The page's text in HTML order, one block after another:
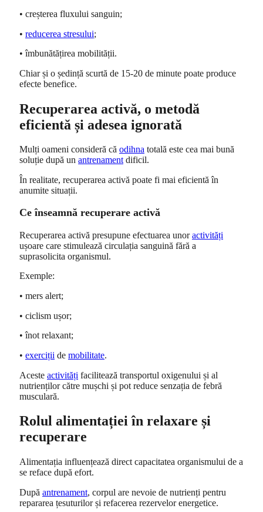
• creșterea fluxului sanguin;
• reducerea stresului;
• îmbunătățirea mobilității.
Chiar și o ședință scurtă de 15-20 de minute poate produce
efecte benefice.
Recuperarea activă, o metodă
eficientă și adesea ignorată
Mulți oameni consideră că odihna totală este cea mai bună
soluție după un antrenament dificil.
În realitate, recuperarea activă poate fi mai eficientă în
anumite situații.
Ce înseamnă recuperare activă
Recuperarea activă presupune efectuarea unoractivități
ușoare care stimulează circulația sanguină fără a
suprasolicita organismul.
Exemple:
• mers alert;
• ciclism ușor;
• înot relaxant;
• exerciții de mobilitate.
Aceste activități facilitează transportul oxigenului și al
nutrienților către mușchi și pot reduce senzația de febră
musculară.
Rolul alimentației în relaxare și
recuperare
Alimentația influențează direct capacitatea organismului de a
se reface după efort.
După antrenament, corpul are nevoie de nutrienți pentru
repararea țesuturilor și refacerea rezervelor energetice.